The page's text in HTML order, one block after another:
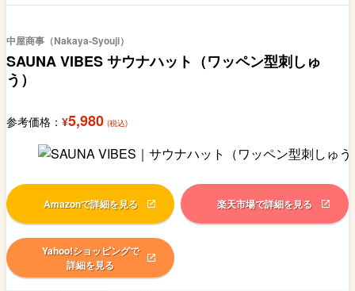
中屋商事（Nakaya-Syouji）
SAUNA VIBES サウナハット（ワッペン型刺しゅ
う）
参考価格： ¥5,980 (税込)
Amazonで詳細を見る 楽天市場で詳細を見る
Yahoo!ショッピングで
詳細を見る